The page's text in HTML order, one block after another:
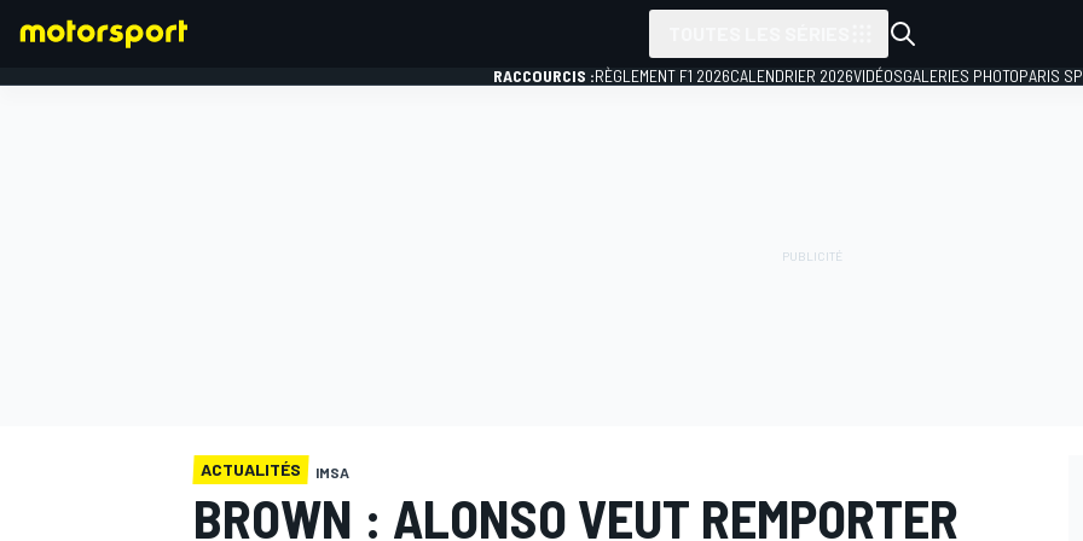
RACCOURCIS :RÈGLEMENT F1 2026CALENDRIER 2026VIDÉOSGALERIES PHOTOPARIS
ACTUALITÉS IMSA
BROWN : ALONSO VEUT REMPORTER